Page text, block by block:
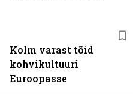
Kolm varast tõid
kohvikultuuri
Euroopasse